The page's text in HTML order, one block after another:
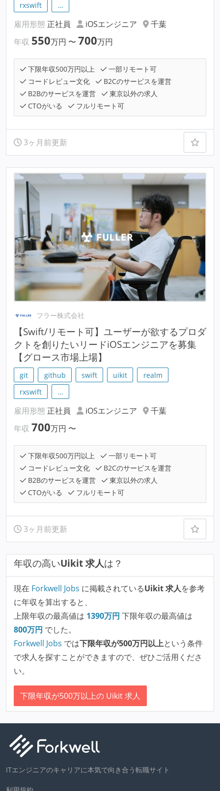
rxswift
…
雇用形態 正社員 iOSエンジニア
千葉
年収 550万円 〜 700万円
下限年収500万円以上
一部リモート可
コードレビュー文化
B2Cのサービスを運営
B2Bのサービスを運営
東京以外の求人
CTOがいる
フルリモート可
3ヶ月前更新
フラー株式会社
【Swift/リモート可】ユーザーが欲するプロダ
クトを創りたいリードiOSエンジニアを募集
【グロース市場上場】
git github swift uikit
realm
rxswift
…
雇用形態 正社員 iOSエンジニア
千葉
年収 700万円 〜
下限年収500万円以上
一部リモート可
コードレビュー文化
B2Cのサービスを運営
B2Bのサービスを運営
東京以外の求人
CTOがいる
フルリモート可
3ヶ月前更新
年収の高いUikit 求人は？
現在 Forkwell Jobs に掲載されているUikit 求人を参考
に年収を算出すると、
上限年収の最高値は 1390万円 下限年収の最高値は
800万円 でした。
Forkwell Jobs では下限年収が500万円以上という条件
で求人を探すことができますので、ぜひご活用くださ
い。
下限年収が500万以上の Uikit 求人
ITエンジニアのキャリアに本気で向き合う転職サイト